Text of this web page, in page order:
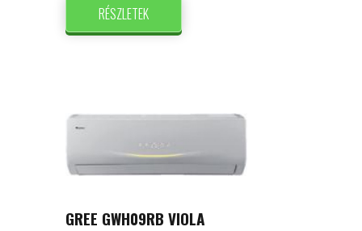
RÉSZLETEK
GREE GWH09RB VIOLA